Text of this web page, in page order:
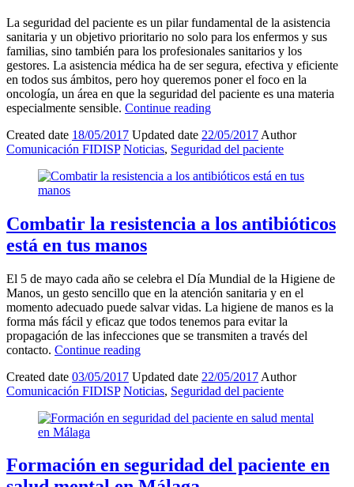
La seguridad del paciente es un pilar fundamental de la asistencia
sanitaria y un objetivo prioritario no solo para los enfermos y sus
familias, sino también para los profesionales sanitarios y los
gestores. La asistencia médica ha de ser segura, efectiva y eficiente
en todos sus ámbitos, pero hoy queremos poner el foco en la
oncología, un área en que la seguridad del paciente es una materia
especialmente sensible. Continue reading
Created date 18/05/2017 Updated date 22/05/2017 Author
Comunicación FIDISP Noticias, Seguridad del paciente
Combatir la resistencia a los antibióticos
está en tus manos
El 5 de mayo cada año se celebra el Día Mundial de la Higiene de
Manos, un gesto sencillo que en la atención sanitaria y en el
momento adecuado puede salvar vidas. La higiene de manos es la
forma más fácil y eficaz que todos tenemos para evitar la
propagación de las infecciones que se transmiten a través del
contacto. Continue reading
Created date 03/05/2017 Updated date 22/05/2017 Author
Comunicación FIDISP Noticias, Seguridad del paciente
Formación en seguridad del paciente en